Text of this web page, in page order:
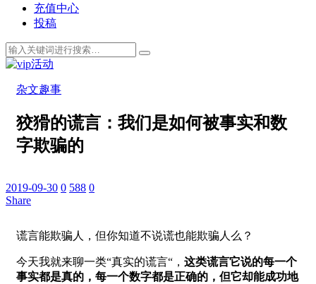
充值中心
投稿
杂文趣事
狡猾的谎言：我们是如何被事实和数
字欺骗的
2019-09-30 0 588 0
Share
谎言能欺骗人，但你知道不说谎也能欺骗人么？
今天我就来聊一类“真实的谎言“， 这类谎言它说的每一个
事实都是真的，每一个数字都是正确的，但它却能成功地